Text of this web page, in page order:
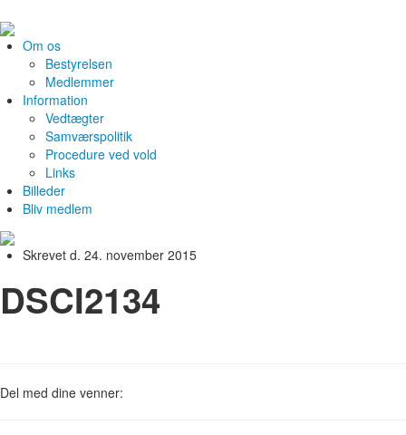
Om os
Bestyrelsen
Medlemmer
Information
Vedtægter
Samværspolitik
Procedure ved vold
Links
Billeder
Bliv medlem
Skrevet d. 24. november 2015
DSCI2134
Del med dine venner: